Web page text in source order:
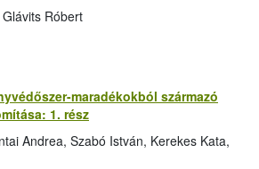
Róbert
maradékokból származó
1. rész
Andrea, Szabó István, Kerekes Kata,